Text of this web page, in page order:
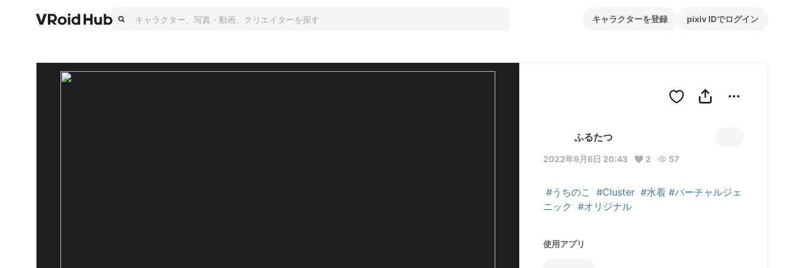
キャラクターを登録 pixiv IDでログイン
ふるたつ
2022年9月6日 20:43 2 57
#うちのこ #Cluster #水着 #バーチャルジェ
ニック
#オリジナル
使用アプリ